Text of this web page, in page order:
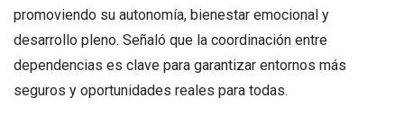
promoviendo su autonomía, bienestar emocional y
desarrollo pleno. Señaló que la coordinación entre
dependencias es clave para garantizar entornos más
seguros y oportunidades reales para todas.